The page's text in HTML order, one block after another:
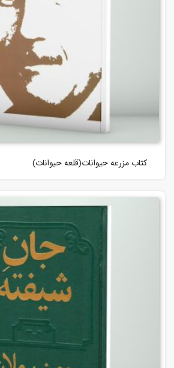
کتاب مزرعه حیوانات(قلعه حیوانات)